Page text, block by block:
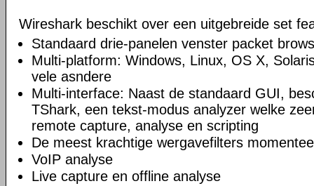
Wireshark beschikt over een uitgebreide set
Standaard drie-panelen venster packet
Multi-platform: Windows, Linux, OS X,
vele asndere
Multi-interface: Naast de standaard GUI,
TShark, een tekst-modus analyzer welke
remote capture, analyse en scripting
De meest krachtige wergavefilters
VoIP analyse
Live capture en offline analyse